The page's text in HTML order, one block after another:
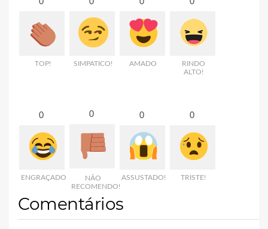
0
TOP!
0
SIMPATICO!
0
AMADO
0
RINDO
ALTO!
0
ENGRAÇADO
0
NÃO
RECOMENDO!
0
ASSUSTADO!
0
TRISTE!
Comentários